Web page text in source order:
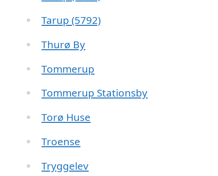
Tarup (5792)
Thurø By
Tommerup
Tommerup Stationsby
Torø Huse
Troense
Tryggelev